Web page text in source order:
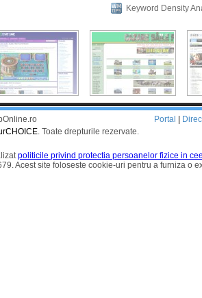
Keyword Density
. Toate drepturile rezervate.
Portal
politicile privind protectia persoanelor fizice in
Acest site foloseste cookie-uri pentru a furniza o